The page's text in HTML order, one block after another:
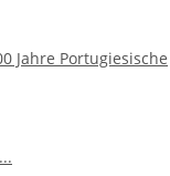
Jahre Portugiesische